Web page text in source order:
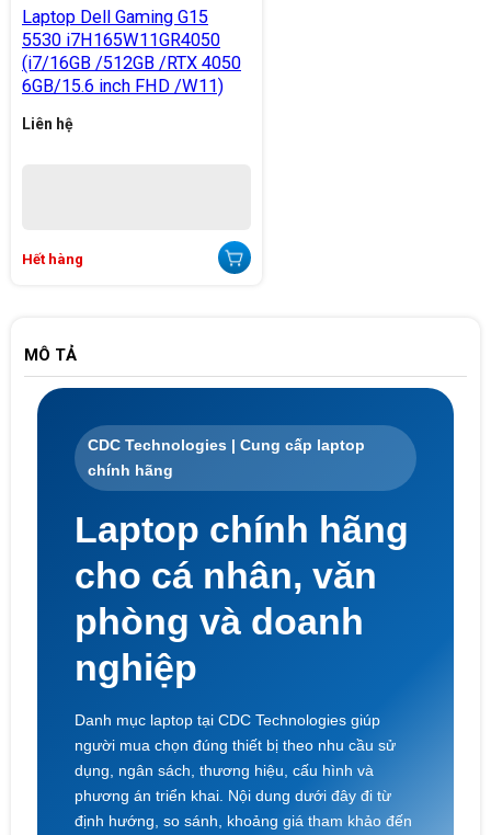
Laptop Dell Gaming G15
5530 i7H165W11GR4050
(i7/16GB /512GB /RTX 4050
6GB/15.6 inch FHD /W11)
Liên hệ
Hết hàng
MÔ TẢ
CDC Technologies | Cung cấp laptop
chính hãng
Laptop chính hãng
cho cá nhân, văn
phòng và doanh
nghiệp
Danh mục laptop tại CDC Technologies giúp
người mua chọn đúng thiết bị theo nhu cầu sử
dụng, ngân sách, thương hiệu, cấu hình và
phương án triển khai. Nội dung dưới đây đi từ
định hướng, so sánh, khoảng giá tham khảo đến